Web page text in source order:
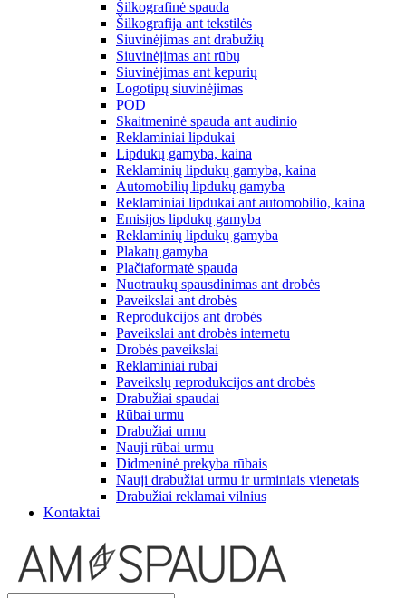
Šilkografinė spauda
Šilkografija ant tekstilės
Siuvinėjimas ant drabužių
Siuvinėjimas ant rūbų
Siuvinėjimas ant kepurių
Logotipų siuvinėjimas
POD
Skaitmeninė spauda ant audinio
Reklaminiai lipdukai
Lipdukų gamyba, kaina
Reklaminių lipdukų gamyba, kaina
Automobilių lipdukų gamyba
Reklaminiai lipdukai ant automobilio, kaina
Emisijos lipdukų gamyba
Reklaminių lipdukų gamyba
Plakatų gamyba
Plačiaformatė spauda
Nuotraukų spausdinimas ant drobės
Paveikslai ant drobės
Reprodukcijos ant drobės
Paveikslai ant drobės internetu
Drobės paveikslai
Reklaminiai rūbai
Paveikslų reprodukcijos ant drobės
Drabužiai spaudai
Rūbai urmu
Drabužiai urmu
Nauji rūbai urmu
Didmeninė prekyba rūbais
Nauji drabužiai urmu ir urminiais vienetais
Drabužiai reklamai vilnius
Kontaktai